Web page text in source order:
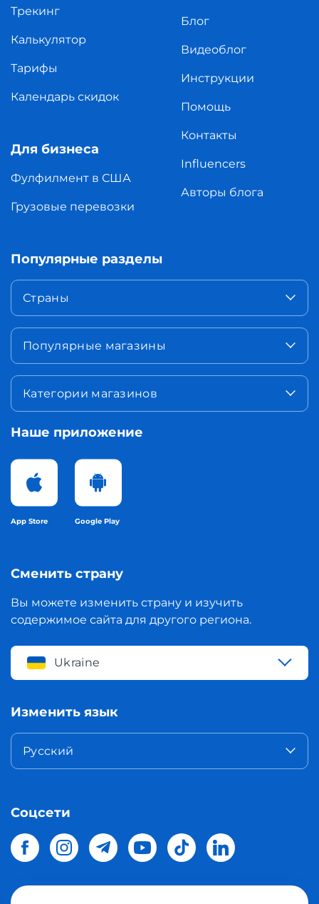
Трекинг
Калькулятор
Тарифы
Календарь скидок
Для бизнеса
Фулфилмент в США
Грузовые перевозки
Блог
Видеоблог
Инструкции
Помощь
Контакты
Influencers
Авторы блога
Популярные разделы
Страны
Популярные магазины
Категории магазинов
Наше приложение
App Store Google Play
Сменить страну
Вы можете изменить страну и изучить
содержимое сайта для другого региона.
Ukraine
Изменить язык
Русский
Соцсети